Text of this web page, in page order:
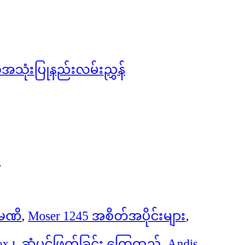
သုံးပြုနည်းလမ်းညွှန်
မဏိ, Moser 1245 အစိတ်အပိုင်းများ,